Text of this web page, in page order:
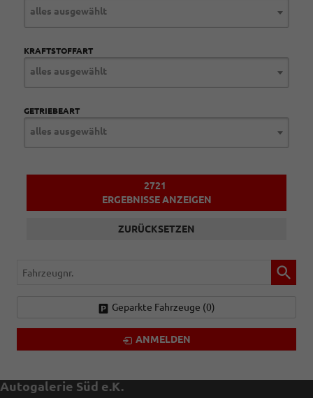
alles ausgewählt
KRAFTSTOFFART
alles ausgewählt
GETRIEBEART
alles ausgewählt
2721
ERGEBNISSE ANZEIGEN
ZURÜCKSETZEN
Fahrzeugnr.
Geparkte Fahrzeuge (0)
ANMELDEN
Autogalerie Süd e.K.